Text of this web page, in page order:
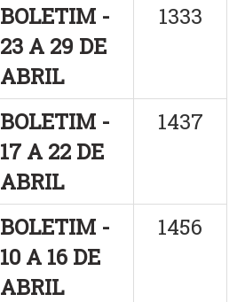
BOLETIM -
23 A 29 DE
ABRIL
1333
BOLETIM -
17 A 22 DE
ABRIL
1437
BOLETIM -
10 A 16 DE
ABRIL
1456